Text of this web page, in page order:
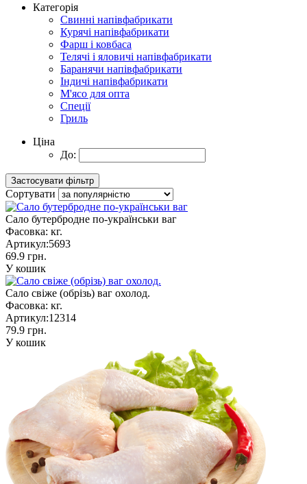
Категорія
Свиннi напiвфабрикати
Курячi напiвфабрикати
Фарш i ковбаса
Телячi i яловичi напiвфабрикати
Баранячи напiвфабрикати
Iндичi напiвфабрикати
М'ясо для опта
Спеції
Гриль
Ціна
До:
Сортувати
Сало бутербродне по-українськи ваг
Фасовка: кг.
Артикул:5693
69.9 грн.
У кошик
Сало свіже (обрізь) ваг охолод.
Фасовка: кг.
Артикул:12314
79.9 грн.
У кошик